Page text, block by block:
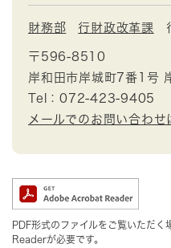
財務部 行財政改革課
〒596-8510
岸和田市岸城町7番1号
Tel：072-423-9405
メールでのお問い合わせ
PDF形式のファイルをご覧いただ
Readerが必要です。